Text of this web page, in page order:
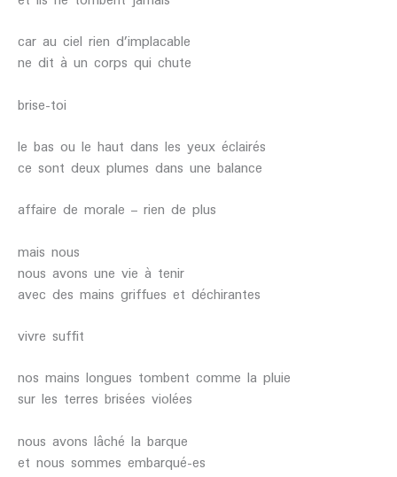
car au ciel rien d’implacable
ne dit à un corps qui chute
brise-toi
le bas ou le haut dans les yeux éclairés
ce sont deux plumes dans une balance
affaire de morale – rien de plus
mais nous
nous avons une vie à tenir
avec des mains griffues et déchirantes
vivre suffit
nos mains longues tombent comme la pluie
sur les terres brisées violées
nous avons lâché la barque
et nous sommes embarqué-es